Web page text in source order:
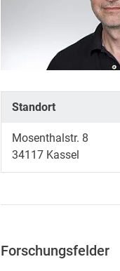
Standort
Mosenthalstr. 8
34117 Kassel
Forschungsfelder